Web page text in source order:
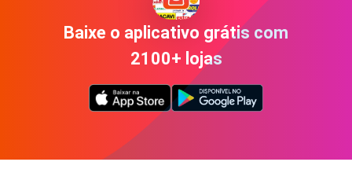
Baixe o aplicativo grátis com
2100+ lojas